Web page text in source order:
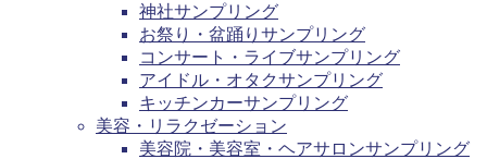
神社サンプリング
お祭り・盆踊りサンプリング
コンサート・ライブサンプリング
アイドル・オタクサンプリング
キッチンカーサンプリング
美容・リラクゼーション
美容院・美容室・ヘアサロンサンプリング